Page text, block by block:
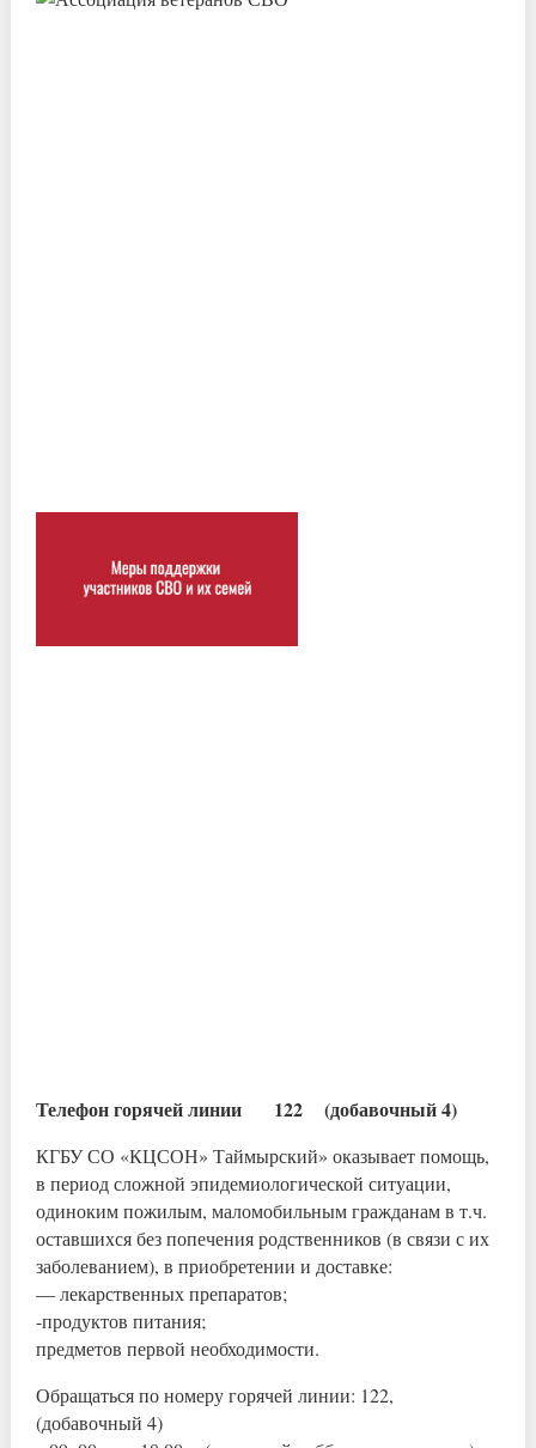
Телефон горячей линии 122 (добавочный 4)
КГБУ СО «КЦСОН» Таймырский» оказывает помощь,
в период сложной эпидемиологической ситуации,
одиноким пожилым, маломобильным гражданам в т.ч.
оставшихся без попечения родственников (в связи с их
заболеванием), в приобретении и доставке:
— лекарственных препаратов;
-продуктов питания;
предметов первой необходимости.
Обращаться по номеру горячей линии: 122,
(добавочный 4)